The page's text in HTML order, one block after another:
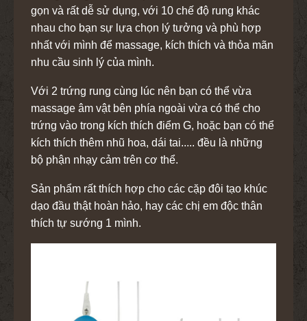
gọn và rất dễ sử dụng, với 10 chế độ rung khác
nhau cho bạn sự lựa chọn lý tưởng và phù hợp
nhất với mình để massage, kích thích và thỏa mãn
nhu cầu sinh lý của mình.
Với 2 trứng rung cùng lúc nên bạn có thể vừa
massage âm vật bên phía ngoài vừa có thể cho
trứng vào trong kích thích điểm G, hoặc bạn có thể
kích thích thêm nhũ hoa, dái tai..... đều là những
bộ phận nhạy cảm trên cơ thể.
Sản phẩm rất thích hợp cho các cặp đôi tạo khúc
dạo đầu thật hoàn hảo, hay các chị em độc thân
thích tự sướng 1 mình.